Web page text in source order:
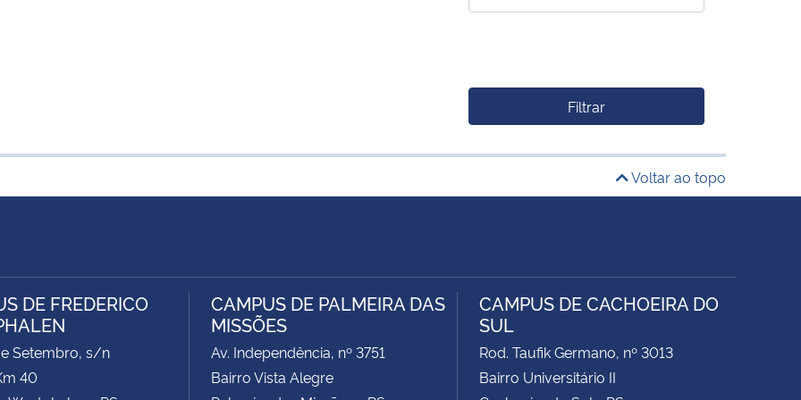
Filtrar
Voltar ao topo
DE FREDERICO
Setembro, s/n
40
CAMPUS DE PALMEIRA DAS
MISSÕES
Av. Independência, nº 3751
Bairro Vista Alegre
CAMPUS DE CACHOEIRA DO
SUL
Rod. Taufik Germano, nº 3013
Bairro Universitário II